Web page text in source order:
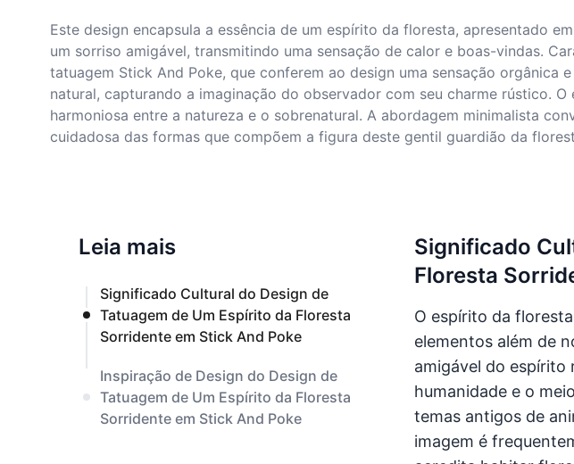
Este design encapsula a essência de um espírito da floresta, apresentado
um sorriso amigável, transmitindo uma sensação de calor e boas-vindas.
tatuagem Stick And Poke, que conferem ao design uma sensação
natural, capturando a imaginação do observador com seu charme rústico.
harmoniosa entre a natureza e o sobrenatural. A abordagem minimalista
cuidadosa das formas que compõem a figura deste gentil guardião da
Leia mais
Significado Cultural do Design de
Tatuagem de Um Espírito da Floresta
Sorridente em Stick And Poke
Inspiração de Design do Design de
Tatuagem de Um Espírito da Floresta
Sorridente em Stick And Poke
Significado
Floresta
O espírito da
elementos além de
amigável do espírito
humanidade e o
temas antigos de
imagem é